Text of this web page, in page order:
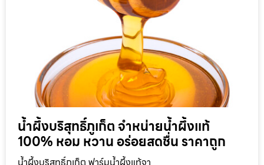
น้ำผึ้งบริสุทธิ์ภูเก็ต จำหน่ายน้ำผึ้งแท้
100% หอม หวาน อร่อยสดชื่น ราคาถูก